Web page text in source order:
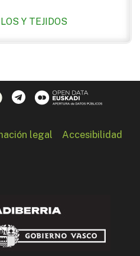
Y TEJIDOS
legal Accesibilidad